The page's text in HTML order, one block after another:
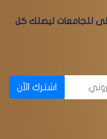
للجامعات ليصلك كل
اشترك الآن